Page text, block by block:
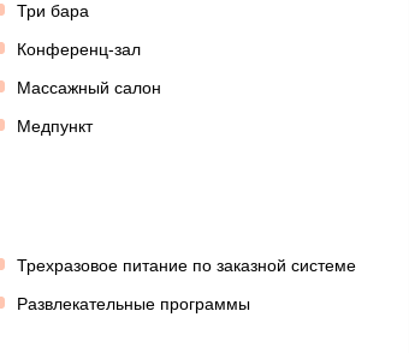
Три бара
Конференц-зал
Массажный салон
Медпункт
Трехразовое питание по заказной системе
Развлекательные программы